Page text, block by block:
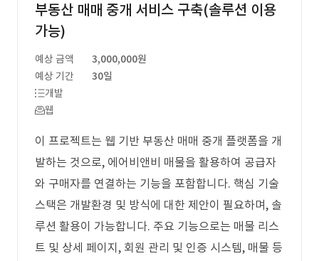
부동산 매매 중개 서비스 구축(솔루션 이용
가능)
예상 금액
3,000,000원
예상 기간
30일
개발
웹
이 프로젝트는 웹 기반 부동산 매매 중개 플랫폼을 개
발하는 것으로, 에어비앤비 매물을 활용하여 공급자
와 구매자를 연결하는 기능을 포함합니다. 핵심 기술
스택은 개발환경 및 방식에 대한 제안이 필요하며, 솔
루션 활용이 가능합니다. 주요 기능으로는 매물 리스
트 및 상세 페이지, 회원 관리 및 인증 시스템, 매물 등